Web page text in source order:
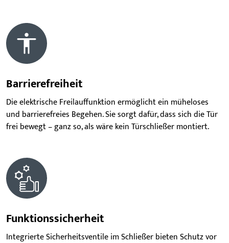
Barrierefreiheit
Die elektrische Freilauffunktion ermöglicht ein müheloses
und barrierefreies Begehen. Sie sorgt dafür, dass sich die Tür
frei bewegt – ganz so, als wäre kein Türschließer montiert.
Funktionssicherheit
Integrierte Sicherheitsventile im Schließer bieten Schutz vor